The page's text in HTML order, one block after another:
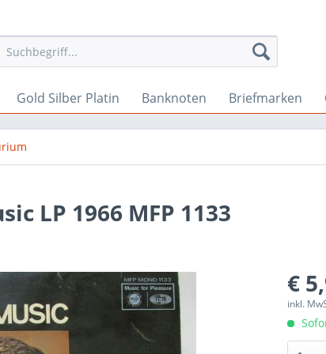
Gold Silber Platin Banknoten Briefmarken
LP 1966 MFP 1133
€
inkl.